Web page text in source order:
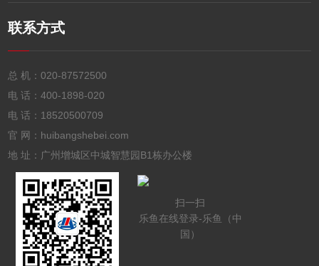
联系方式
总 机：020-87572500
电 话：400-1898-020
电 话： 18520500709
官 网：huibangshebei.com
地 址：广州增城区中城智慧园B1栋办公楼
扫一扫
乐鱼在线登录-乐鱼（中
国）